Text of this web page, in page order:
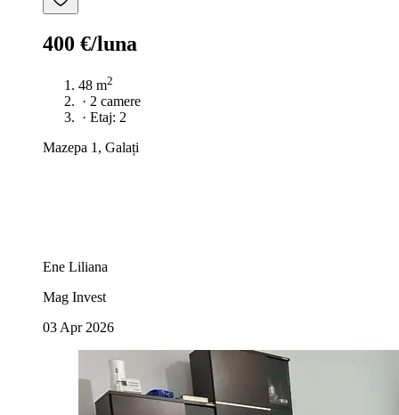
400 €/luna
48 m2
· 2 camere
· Etaj: 2
Mazepa 1, Galați
Ene Liliana
Mag Invest
03 Apr 2026